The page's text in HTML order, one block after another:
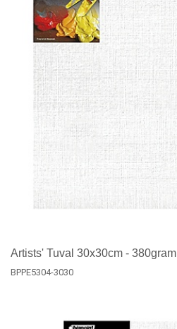
Artists' Tuval 30x30cm - 380gram
BPPE5304-3030